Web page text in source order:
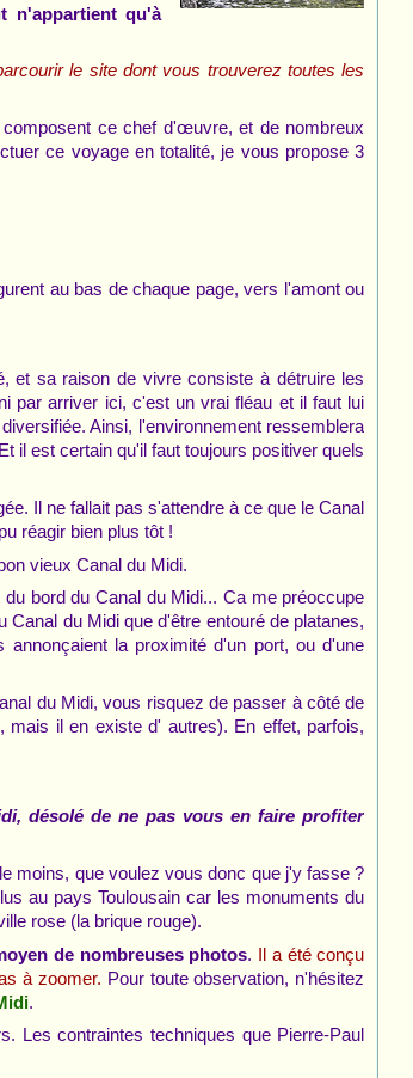
n'appartient qu'à
le site dont vous trouverez toutes les
ce chef d'œuvre, et de nombreux
ce voyage en totalité, je vous propose 3
au bas de chaque page, vers l'amont ou
et sa raison de vivre consiste à détruire les
par arriver ici, c'est un vrai fléau et il faut lui
Ainsi, l'environnement ressemblera
il est certain qu'il faut toujours positiver quels
Il ne fallait pas s'attendre à ce que le Canal
réagir bien plus tôt !
vieux Canal du Midi.
bord du Canal du Midi... Ca me préoccupe
du Midi que d'être entouré de platanes,
la proximité d'un port, ou d'une
du Midi, vous risquez de passer à côté de
, mais il en existe d' autres). En effet, parfois,
désolé de ne pas vous en faire profiter
moins, que voulez vous donc que j'y fasse ?
au pays Toulousain car les monuments du
rose (la brique rouge).
de nombreuses photos. Il a été conçu
à zoomer. Pour toute observation, n'hésitez
.
Les contraintes techniques que Pierre-Paul